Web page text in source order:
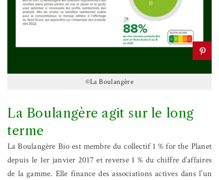
©La Boulangère
La Boulangère agit sur le long
terme
La Boulangère Bio est membre du collectif 1 % for the Planet
depuis le 1er janvier 2017 et reverse 1 % du chiffre d’affaires
de la gamme. Elle finance des associations actives dans l’un